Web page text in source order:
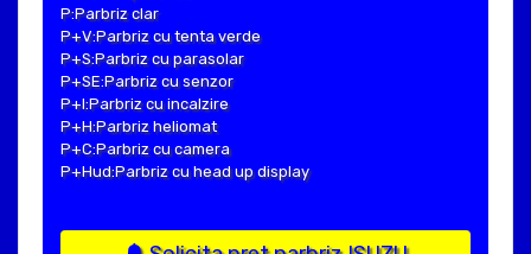
P:Parbriz clar
P+V:Parbriz cu tenta verde
P+S:Parbriz cu parasolar
P+SE:Parbriz cu senzor
P+I:Parbriz cu incalzire
P+H:Parbriz heliomat
P+C:Parbriz cu camera
P+Hud:Parbriz cu head up display